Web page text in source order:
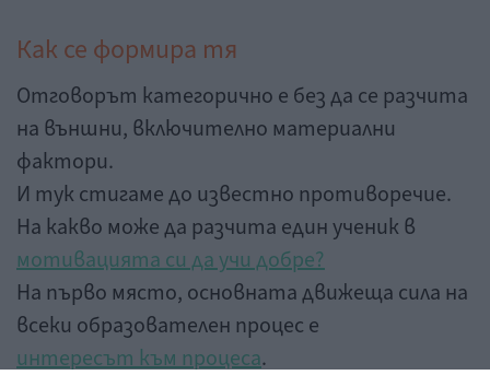
Как се формира тя
Отговорът категорично e без да се разчита
на външни, включително материални
фактори.
И тук стигаме до известно противоречие.
На какво може да разчита един ученик в
мотивацията си да учи добре?
На първо място, основната движеща сила на
всеки образователен процес е
интересът към процеса.